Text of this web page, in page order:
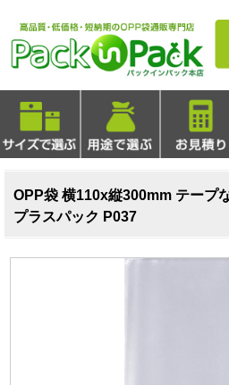
OPP袋 横110x縦300mm テープ
プラスパック P037